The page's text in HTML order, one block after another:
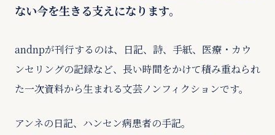
ない今を生きる支えになります。
andnpが刊行するのは、日記、詩、手紙、医療・カウ
ンセリングの記録など、長い時間をかけて積み重ねられ
た一次資料から生まれる文芸ノンフィクションです。
アンネの日記、ハンセン病患者の手記。